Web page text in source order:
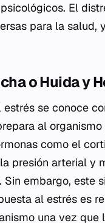
El
para la salud,
o Huida y
se conoce
al
como el
presión arterial y
embargo, este
al estrés es
una vez